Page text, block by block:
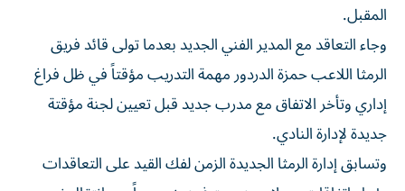
وجاء التعاقد مع المدير الفني الجديد بعدما تولى قائد فريق
الرمثا اللاعب حمزة الدردور مهمة التدريب مؤقتاً في ظل فراغ
إداري وتأخر الاتفاق مع مدرب جديد قبل تعيين لجنة مؤقتة
جديدة لإدارة النادي.
وتسابق إدارة الرمثا الجديدة الزمن لفك القيد على التعاقدات
وإبرام اتفاقات مع لاعبين محترفين خصوصاً بعد انتقال نجمي